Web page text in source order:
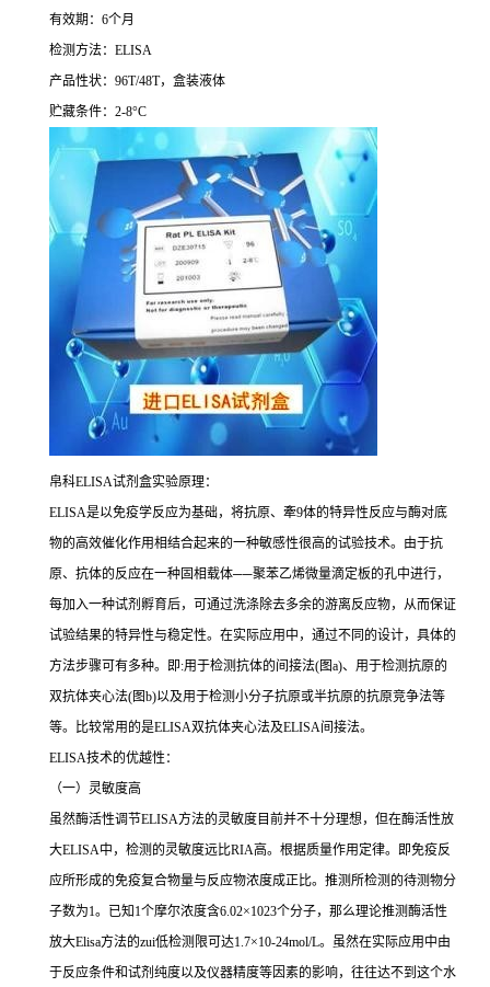
有效期： 6个月
检测方法： ELISA
产品性状： 96T/48T，盒装液体
贮藏条件： 2-8°C
帛科ELISA试剂盒实验原理：
ELISA是以免疫学反应为基础，将抗原、牽9体的特异性反应与酶对底
物的高效催化作用相结合起来的一种敏感性很高的试验技术。由于抗
原、抗体的反应在一种固相载体──聚苯乙烯微量滴定板的孔中进行，
每加入一种试剂孵育后，可通过洗涤除去多余的游离反应物，从而保证
试验结果的特异性与稳定性。在实际应用中，通过不同的设计，具体的
方法步骤可有多种。即:用于检测抗体的间接法(图a)、用于检测抗原的
双抗体夹心法(图b)以及用于检测小分子抗原或半抗原的抗原竞争法等
等。比较常用的是ELISA双抗体夹心法及ELISA间接法。
ELISA技术的优越性：
（一）灵敏度高
虽然酶活性调节ELISA方法的灵敏度目前并不十分理想，但在酶活性放
大ELISA中，检测的灵敏度远比RIA高。根据质量作用定律。即免疫反
应所形成的免疫复合物量与反应物浓度成正比。推测所检测的待测物分
子数为1。已知 1个摩尔浓度含6.02×1023个分子，那么理论推测酶活性
放大Elisa方法的zui低检测限可达1.7×10-24mol/L。虽然在实际应用中由
于反应条件和试剂纯度以及仪器精度等因素的影响，往往达不到这个水